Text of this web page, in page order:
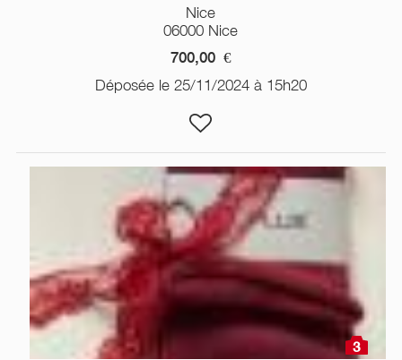
Nice
06000 Nice
700,00 €
Déposée le 25/11/2024 à 15h20
3